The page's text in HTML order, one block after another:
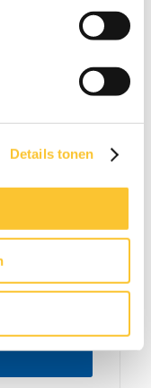
Details tonen
Praktijkleren &
BPL